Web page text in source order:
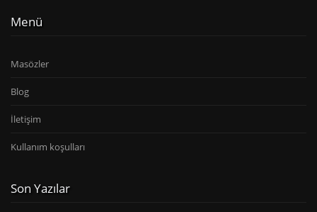
Menü
Masözler
Blog
İletişim
Kullanım koşulları
Son Yazılar